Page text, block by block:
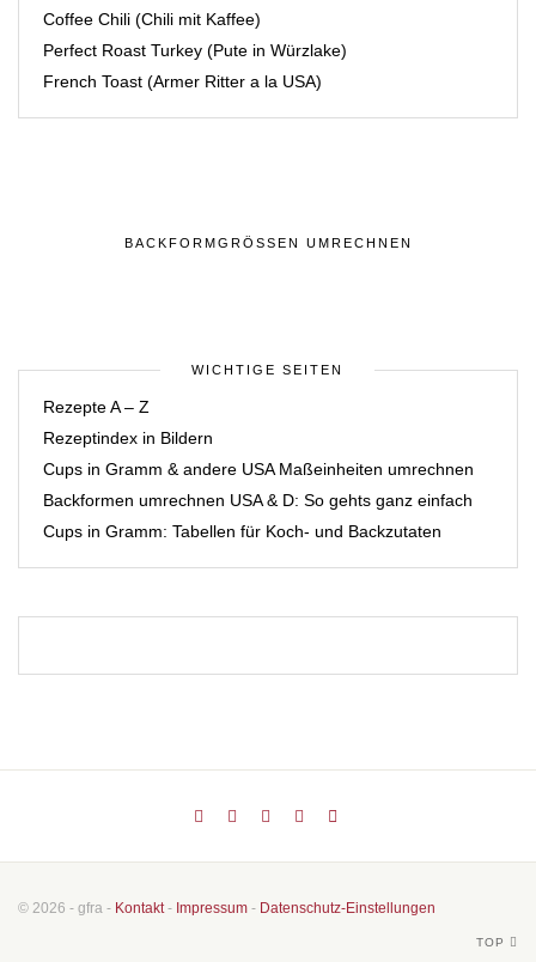
Coffee Chili (Chili mit Kaffee)
Perfect Roast Turkey (Pute in Würzlake)
French Toast (Armer Ritter a la USA)
BACKFORMGRÖSSEN UMRECHNEN
WICHTIGE SEITEN
Rezepte A – Z
Rezeptindex in Bildern
Cups in Gramm & andere USA Maßeinheiten umrechnen
Backformen umrechnen USA & D: So gehts ganz einfach
Cups in Gramm: Tabellen für Koch- und Backzutaten
© 2026 - gfra - Kontakt- Impressum - Datenschutz-Einstellungen
TOP